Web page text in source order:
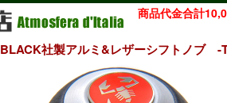
商品代金合計
BLACK社製アルミ&レザーシフトノブ -